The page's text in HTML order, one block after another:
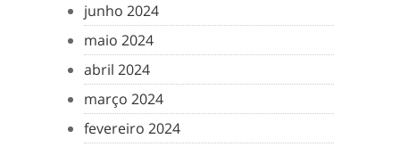
junho 2024
maio 2024
abril 2024
março 2024
fevereiro 2024